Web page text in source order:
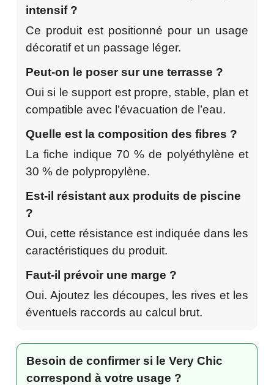
intensif ?
Ce produit est positionné pour un usage
décoratif et un passage léger.
Peut-on le poser sur une terrasse ?
Oui si le support est propre, stable, plan et
compatible avec l’évacuation de l’eau.
Quelle est la composition des fibres ?
La fiche indique 70 % de polyéthylène et
30 % de polypropylène.
Est-il résistant aux produits de piscine
?
Oui, cette résistance est indiquée dans les
caractéristiques du produit.
Faut-il prévoir une marge ?
Oui. Ajoutez les découpes, les rives et les
éventuels raccords au calcul brut.
Besoin de confirmer si le Very Chic
correspond à votre usage ?